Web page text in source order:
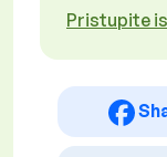
Pristupite